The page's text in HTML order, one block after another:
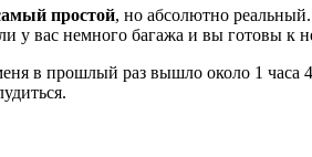
простой, но абсолютно
у вас немного багажа и вы готовы
в прошлый раз вышло около 1 часа